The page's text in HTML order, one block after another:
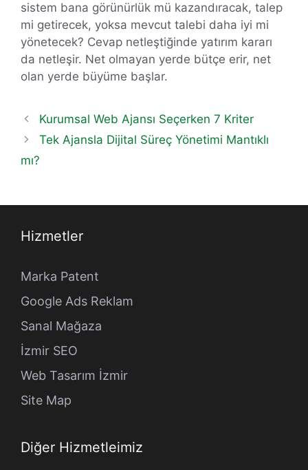
sistem bana görünürlük mü kazandıracak, talep
mi getirecek, yoksa mevcut talebi daha iyi mi
yönetecek? Cevap netleştiğinde yatırım kararı
da netleşir. Net olmayan yerde bütçe erir, net
olan yerde büyüme başlar.
Kurumsal Web Ajansı Seçerken 7 Kriter
Tek Ajansla Dijital Süreç Yönetimi Mantıklı
mı?
Hizmetler
Marka Patent
Google Ads Reklam
Sanal Mağaza
İzmir SEO
Web Tasarım İzmir
Site Map
Diğer Hizmetleimiz